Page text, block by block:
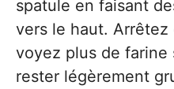
spatule en faisant
vers le haut. Arrêtez
voyez plus de farine
rester légèrement